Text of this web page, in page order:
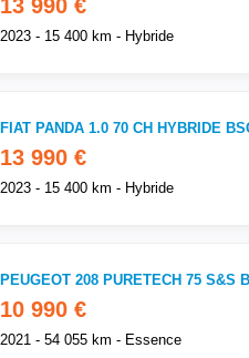
13 990 €
2023 - 15 400 km - Hybride
FIAT PANDA 1.0 70 CH HYBRIDE
13 990 €
2023 - 15 400 km - Hybride
PEUGEOT 208 PURETECH 75 S&S
10 990 €
2021 - 54 055 km - Essence